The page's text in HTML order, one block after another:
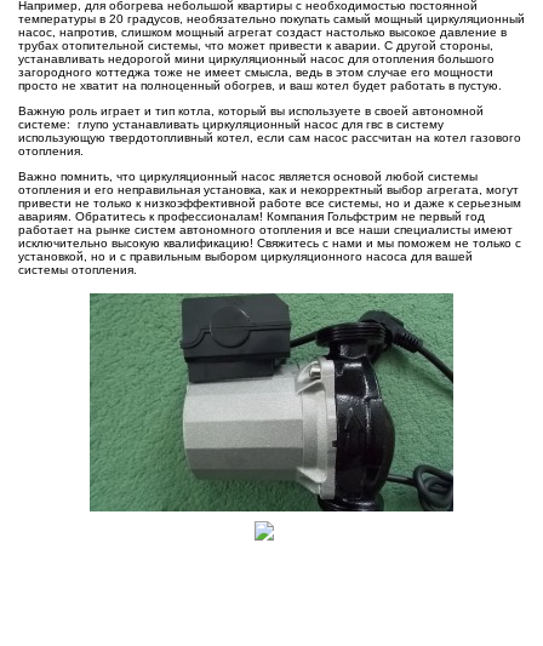
Например, для обогрева небольшой квартиры с необходимостью постоянной
температуры в 20 градусов, необязательно покупать самый мощный циркуляционный
насос, напротив, слишком мощный агрегат создаст настолько высокое давление в
трубах отопительной системы, что может привести к аварии. С другой стороны,
устанавливать недорогой мини циркуляционный насос для отопления большого
загородного коттеджа тоже не имеет смысла, ведь в этом случае его мощности
просто не хватит на полноценный обогрев, и ваш котел будет работать в пустую.
Важную роль играет и тип котла, который вы используете в своей автономной
системе: глупо устанавливать циркуляционный насос для гвс в систему
использующую твердотопливный котел, если сам насос рассчитан на котел газового
отопления.
Важно помнить, что циркуляционный насос является основой любой системы
отопления и его неправильная установка, как и некорректный выбор агрегата, могут
привести не только к низкоэффективной работе все системы, но и даже к серьезным
авариям. Обратитесь к профессионалам! Компания Гольфстрим не первый год
работает на рынке систем автономного отопления и все наши специалисты имеют
исключительно высокую квалификацию! Свяжитесь с нами и мы поможем не только с
установкой, но и с правильным выбором циркуляционного насоса для вашей
системы отопления.